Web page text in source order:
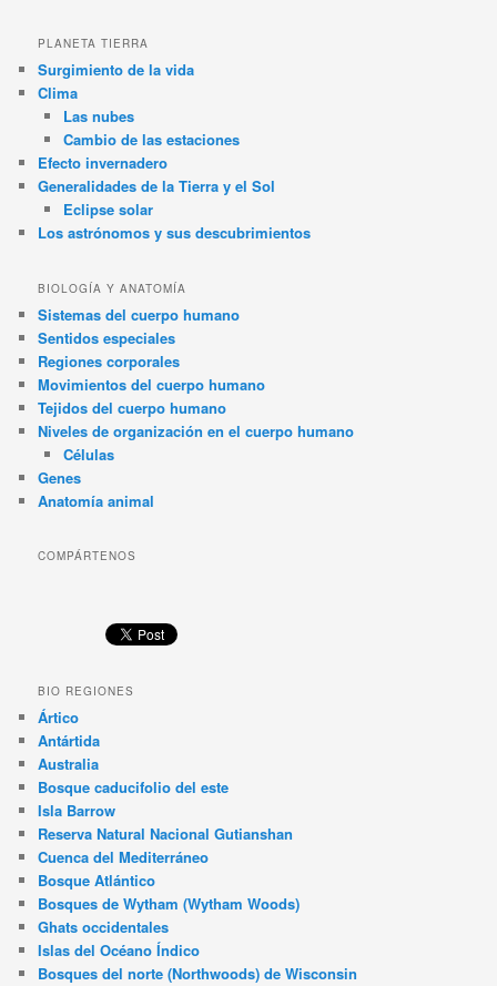
PLANETA TIERRA
Surgimiento de la vida
Clima
Las nubes
Cambio de las estaciones
Efecto invernadero
Generalidades de la Tierra y el Sol
Eclipse solar
Los astrónomos y sus descubrimientos
BIOLOGÍA Y ANATOMÍA
Sistemas del cuerpo humano
Sentidos especiales
Regiones corporales
Movimientos del cuerpo humano
Tejidos del cuerpo humano
Niveles de organización en el cuerpo humano
Células
Genes
Anatomía animal
COMPÁRTENOS
BIO REGIONES
Ártico
Antártida
Australia
Bosque caducifolio del este
Isla Barrow
Reserva Natural Nacional Gutianshan
Cuenca del Mediterráneo
Bosque Atlántico
Bosques de Wytham (Wytham Woods)
Ghats occidentales
Islas del Océano Índico
Bosques del norte (Northwoods) de Wisconsin